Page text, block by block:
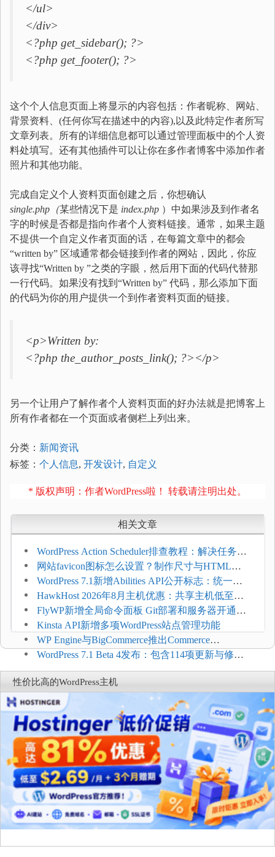
</ul>
</div>
<?php get_sidebar(); ?>
<?php get_footer(); ?>
这个个人信息页面上将显示的内容包括：作者昵称、网站、
背景资料、(任何你写在描述中的内容),以及此特定作者所写
文章列表。所有的详细信息都可以通过管理面板中的个人资
料处填写。还有其他插件可以让你在多作者博客中添加作者
照片和其他功能。
完成自定义个人资料页面创建之后，你想确认
single.php （某些情况下是 index.php ）中如果涉及到作者名
字的时候是否都是指向作者个人资料链接。通常，如果主题
不提供一个自定义作者页面的话，在每篇文章中的都会
“written by” 区域通常都会链接到作者的网站，因此，你应
该寻找“Written by ”之类的字眼，然后用下面的代码代替那
一行代码。如果没有找到“Written by” 代码，那么添加下面
的代码为你的用户提供一个到作者资料页面的链接。
<p>Written by:
<?php the_author_posts_link(); ?></p>
另一个让用户了解作者个人资料页面的好办法就是把博客上
所有作者都在一个页面或者侧栏上列出来。
分类： 新闻资讯
标签： 个人信息, 开发设计, 自定义
* 版权声明：作者WordPress啦！ 转载请注明出处。
相关文章
WordPress Action Scheduler排查教程：解决任务积
压和订单延迟
网站favicon图标怎么设置？制作尺寸与HTML添
加方法
WordPress 7.1新增Abilities API公开标志：统一支
持REST API、MCP与AI代理
HawkHost 2026年8月主机优惠：共享主机低至
$2.61/月，高性能主机同步折扣
FlyWP新增全局命令面板 Git部署和服务器开通更
方便
Kinsta API新增多项WordPress站点管理功能
WP Engine与BigCommerce推出Commerce
Connect：WordPress商店可保留前台体验并扩展电
商能力
WordPress 7.1 Beta 4发布：包含114项更新与修
复，仅建议在测试环境体验
性价比高的WordPress主机